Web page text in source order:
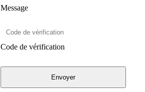
Message
Code de vérification